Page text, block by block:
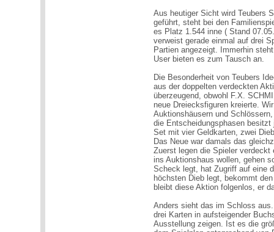
Aus heutiger Sicht wird Teubers
geführt, steht bei den
es Platz 1.544 inne ( Stand
verweist gerade einmal auf drei
Partien angezeigt. Immerhin
User bieten es zum Tausch an.
Die Besonderheit von Teubers
aus der doppelten verdeckten
überzeugend, obwohl F.X.
neue Dreiecksfiguren kreierte.
Auktionshäusern und
die Entscheidungsphasen
Set mit vier Geldkarten, zwei
Das Neue war damals das
Zuerst legen die Spieler
ins Auktionshaus wollen, gehen
Scheck legt, hat Zugriff auf eine
höchsten Dieb legt, bekommt
bleibt diese Aktion folgenlos, er
Anders sieht das im Schloss
drei Karten in aufsteigender
Ausstellung zeigen. Ist es die